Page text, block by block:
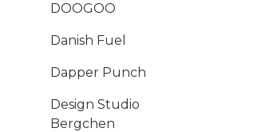
DOOGOO
Danish Fuel
Dapper Punch
Design Studio
Bergchen